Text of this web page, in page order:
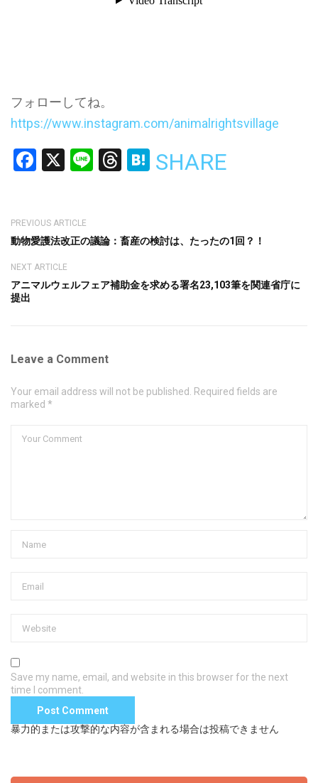
フォローしてね。
https://www.instagram.com/animalrightsvillage
Facebook
X LineThreads
Hatena
SHARE
PREVIOUS ARTICLE
動物愛護法改正の議論：畜産の検討は、たったの1回？！
NEXT ARTICLE
アニマルウェルフェア補助金を求める署名23,103筆を関連省庁に
提出
Leave a Comment
Your email address will not be published. Required fields are
marked *
Save my name, email, and website in this browser for the next
time I comment.
暴力的または攻撃的な内容が含まれる場合は投稿できません